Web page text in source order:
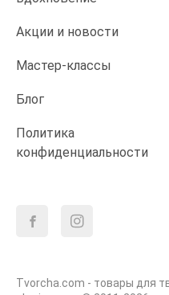
Акции и новости
Мастер-классы
Блог
Политика
конфиденциальности
Tvorcha.com - товары для